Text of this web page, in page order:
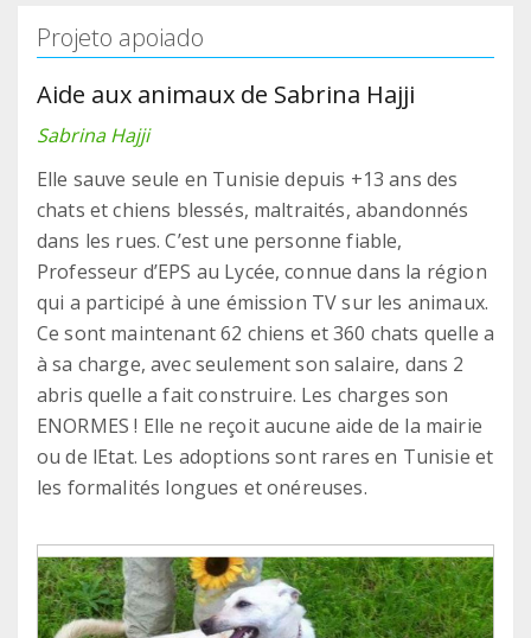
Projeto apoiado
Aide aux animaux de Sabrina Hajji
Sabrina Hajji
Elle sauve seule en Tunisie depuis +13 ans des
chats et chiens blessés, maltraités, abandonnés
dans les rues. C’est une personne fiable,
Professeur d’EPS au Lycée, connue dans la région
qui a participé à une émission TV sur les animaux.
Ce sont maintenant 62 chiens et 360 chats quelle a
à sa charge, avec seulement son salaire, dans 2
abris quelle a fait construire. Les charges son
ENORMES ! Elle ne reçoit aucune aide de la mairie
ou de lEtat. Les adoptions sont rares en Tunisie et
les formalités longues et onéreuses.